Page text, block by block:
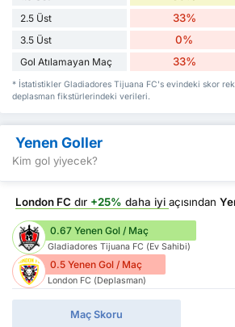
2.5 Üst 33%
3.5 Üst 0%
Gol Atılamayan Maç 33%
* İstatistikler Gladiadores Tijuana FC's evindeki skor
deplasman fikstürlerindeki verileri.
Yenen Goller
Kim gol yiyecek?
London FC dır +25% daha iyi açısından
0.67 Yenen Gol / Maç
Gladiadores Tijuana FC (Ev Sahibi)
0.5 Yenen Gol / Maç
London FC (Deplasman)
Maç Skoru